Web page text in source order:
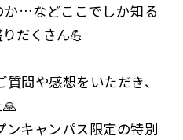
…などここでしか知る
だくさん💪
問や感想をいただき、
ンキャンパス限定の特別